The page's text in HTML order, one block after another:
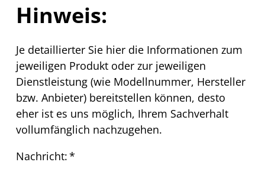
Hinweis:
Je detaillierter Sie hier die Informationen zum
jeweiligen Produkt oder zur jeweiligen
Dienstleistung (wie Modellnummer, Hersteller
bzw. Anbieter) bereitstellen können, desto
eher ist es uns möglich, Ihrem Sachverhalt
vollumfänglich nachzugehen.
Nachricht:*